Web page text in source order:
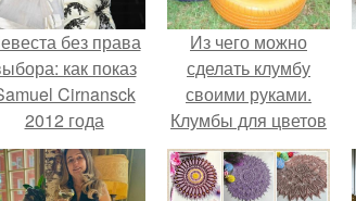
без права
как показ
Cirnansck
2012 года
подиум
против
Из чего можно
сделать клумбу
своими руками.
Клумбы для цветов
из подручных
материалов своими